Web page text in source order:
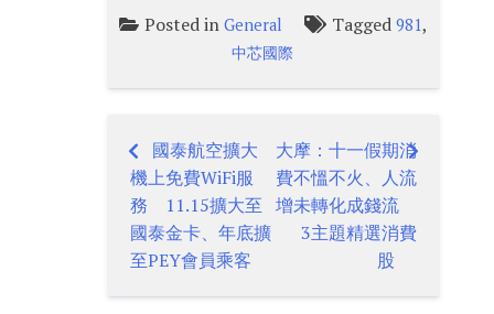
Posted inGeneral Tagged981,
中芯國際
Post
navigation
國泰航空擴大
機上免費WiFi服
務 11.15擴大至
國泰金卡、年底擴
至PEY會員乘客
大摩：十一假期消
費不慍不火、人流
增未轉化成錢流
3主題精選消費
股